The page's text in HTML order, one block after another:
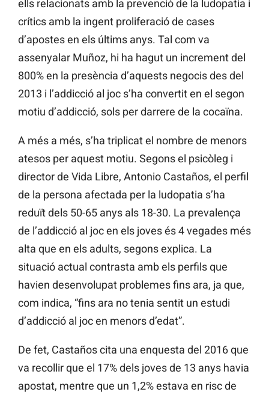
ells relacionats amb la prevenció de la ludopatia i
crítics amb la ingent proliferació de cases
d’apostes en els últims anys. Tal com va
assenyalar Muñoz, hi ha hagut un increment del
800% en la presència d’aquests negocis des del
2013 i l’addicció al joc s’ha convertit en el segon
motiu d’addicció, sols per darrere de la cocaïna.
A més a més, s’ha triplicat el nombre de menors
atesos per aquest motiu. Segons el psicòleg i
director de Vida Libre, Antonio Castaños, el perfil
de la persona afectada per la ludopatia s’ha
reduït dels 50-65 anys als 18-30. La prevalença
de l’addicció al joc en els joves és 4 vegades més
alta que en els adults, segons explica. La
situació actual contrasta amb els perfils que
havien desenvolupat problemes fins ara, ja que,
com indica, “fins ara no tenia sentit un estudi
d’addicció al joc en menors d’edat”.
De fet, Castaños cita una enquesta del 2016 que
va recollir que el 17% dels joves de 13 anys havia
apostat, mentre que un 1,2% estava en risc de